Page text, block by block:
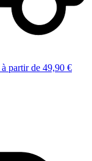
à partir de 49,90 €